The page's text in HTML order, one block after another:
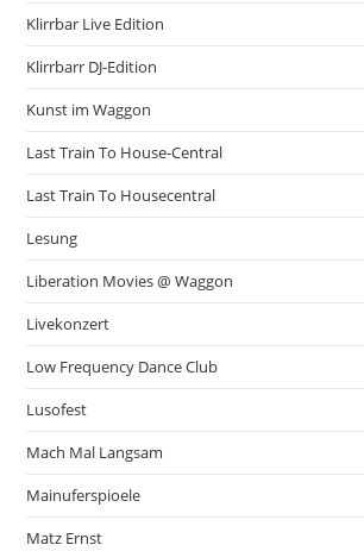
Klirrbar Live Edition
Klirrbarr DJ-Edition
Kunst im Waggon
Last Train To House-Central
Last Train To Housecentral
Lesung
Liberation Movies @ Waggon
Livekonzert
Low Frequency Dance Club
Lusofest
Mach Mal Langsam
Mainuferspioele
Matz Ernst